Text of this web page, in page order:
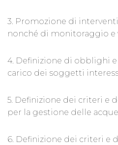
3. Promozione di
nonché di monitoraggio e
4. Definizione di obblighi
carico dei soggetti
5. Definizione dei criteri e
per la gestione delle
6. Definizione dei criteri e